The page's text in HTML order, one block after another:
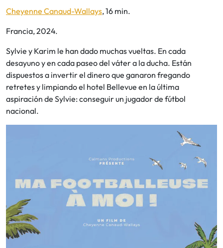
Cheyenne Canaud-Wallays, 16 min.
Francia, 2024.
Sylvie y Karim le han dado muchas vueltas. En cada
desayuno y en cada paseo del váter a la ducha. Están
dispuestos a invertir el dinero que ganaron fregando
retretes y limpiando el hotel Bellevue en la última
aspiración de Sylvie: conseguir un jugador de fútbol
nacional.